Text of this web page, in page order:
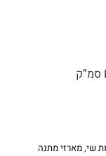
שי,מארזי מתנה